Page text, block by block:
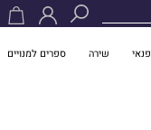
פנאי שירה ספרים למנויים